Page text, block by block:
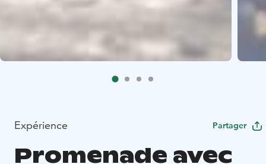
Expérience Partager
Promenade avec